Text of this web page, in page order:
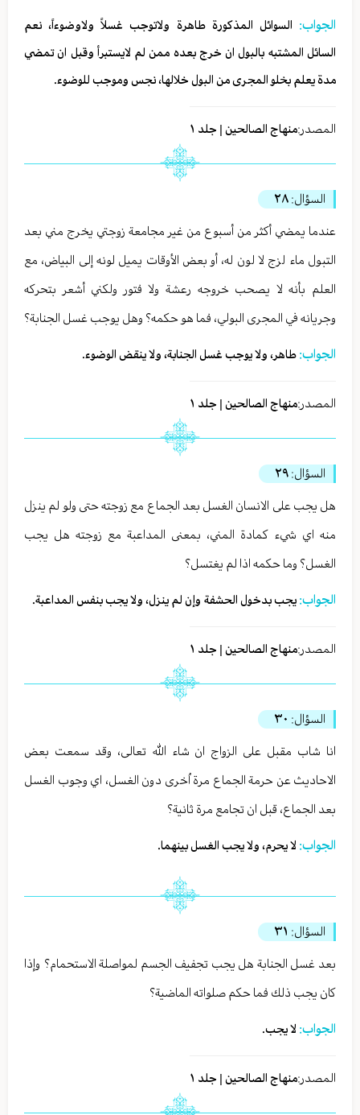
الجواب: السوائل المذكورة طاهرة ولاتوجب غسلاً ولاوضوءاً، نعم
السائل المشتبه بالبول ان خرج بعده ممن لم لايستبرأ وقبل ان تمضي
مدة يعلم بخلو المجرى من البول خلالها، نجس وموجب للوضوء.
المصدر:منهاج الصالحين | جلد ١
السؤال: ٢٨
عندما يمضي أكثر من أسبوع من غير مجامعة زوجتي يخرج مني بعد
التبول ماء لزج لا لون له، أو بعض الأوقات يميل لونه إلى البياض، مع
العلم بأنه لا يصحب خروجه رعشة ولا فتور ولكني أشعر بتحركه
وجريانه في المجرى البولي، فما هو حكمه؟ وهل يوجب غسل الجنابة؟
الجواب: طاهر، ولا يوجب غسل الجنابة، ولا ينقض الوضوء.
المصدر:منهاج الصالحين | جلد ١
السؤال: ٢٩
هل يجب على الانسان الغسل بعد الجماع مع زوجته حتى ولو لم ينزل
منه اي شيء كمادة المني، بمعنى المداعبة مع زوجته هل يجب
الغسل؟ وما حكمه اذا لم يغتسل؟
الجواب: يجب بدخول الحشفة وإن لم ينزل، ولا يجب بنفس المداعبة.
المصدر:منهاج الصالحين | جلد ١
السؤال: ٣٠
انا شاب مقبل على الزواج ان شاء الله تعالى، وقد سمعت بعض
الاحاديث عن حرمة الجماع مرة اُخرى دون الغسل، اي وجوب الغسل
بعد الجماع، قبل ان تجامع مرة ثانية؟
الجواب: لا يحرم، ولا يجب الغسل بينهما.
السؤال: ٣١
بعد غسل الجنابة هل يجب تجفيف الجسم لمواصلة الاستحمام؟ وإذا
كان يجب ذلك فما حكم صلواته الماضية؟
الجواب: لا يجب.
المصدر:منهاج الصالحين | جلد ١